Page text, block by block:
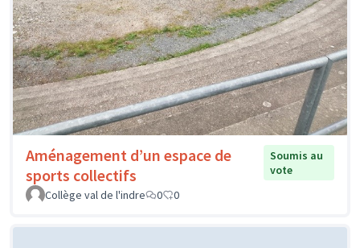
Aménagement d’un espace de
sports collectifs
Soumis au
vote
Collège val de l'indre
0 0